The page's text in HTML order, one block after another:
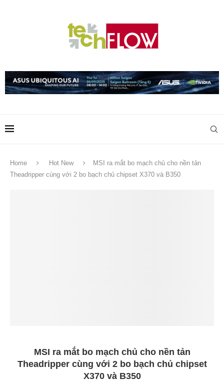
Home Hot New
MSI ra mắt bo mạch chủ cho nền tản
Theadripper cùng với 2 bo bạch chủ chipset X370 và B350
MSI ra mắt bo mạch chủ cho nền tản
Theadripper cùng với 2 bo bạch chủ chipset
X370 và B350